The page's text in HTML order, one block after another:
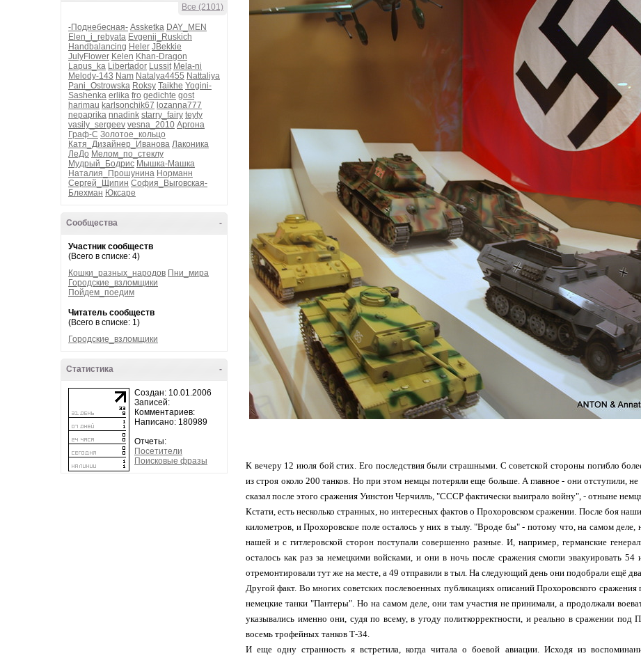
Все (2101)
-Поднебесная- Assketka DAY_MEN
Elen_i_rebyata Evgenij_Ruskich
Handbalancing Heler JBekkie
JulyFlower Kelen Khan-Dragon
Lapus_ka Libertador Lussit Mela-ni
Melody-143 Nam Natalya4455 Nattaliya
Pani_Ostrowska Roksy Taikhe Yogini-
Sashenka erlika fro gedichte gost
harimau karlsonchik67 lozanna777
nepaprika nnadink starry_fairy teyty
vasily_sergeev vesna_2010 Аргона
Граф-С Золотое_кольцо
Катя_Дизайнер_Иванова Лаконика
ЛеДо Мелом_по_стеклу
Мудрый_Бодрис Мышка-Машка
Наталия_Прошунина Норманн
Сергей_Щипин София_Выговская-
Блехман Юксаре
-
Сообщества
Участник сообществ
(Всего в списке: 4)
Кошки_разных_народов Пни_мира
Городские_взломщики
Пойдем_поедим
Читатель сообществ
(Всего в списке: 1)
Городские_взломщики
-
Статистика
Создан: 10.01.2006
Записей:
Комментариев:
Написано: 180989
Отчеты:
Посетители
Поисковые фразы
К вечеру 12 июля бой стих. Его последствия были страшными. С советской стороны погибло
из строя около 200 танков. Но при этом немцы потеряли еще больше. А главное - они отступили,
сказал после этого сражения Уинстон Черчилль, "СССР фактически выиграло войну", - отныне
Кстати, есть несколько странных, но интересных фактов о Прохоровском сражении. После боя
километров, и Прохоровское поле осталось у них в тылу. "Вроде бы" - потому что, на самом деле,
нашей и с гитлеровской сторон поступали совершенно разные. И, например, германские
осталось как раз за немецкими войсками, и они в ночь после сражения смогли эвакуировать
отремонтировали тут же на месте, а 49 отправили в тыл. На следующий день они подобрали ещё
Другой факт. Во многих советских послевоенных публикациях описаний Прохоровского
немецкие танки "Пантеры". Но на самом деле, они там участия не принимали, а продолжали
указывались именно они, судя по всему, в угоду политкорректности, и реально в сражении под
восемь трофейных танков Т-34.
И еще одну странность я встретила, когда читала о боевой авиации. Исходя из